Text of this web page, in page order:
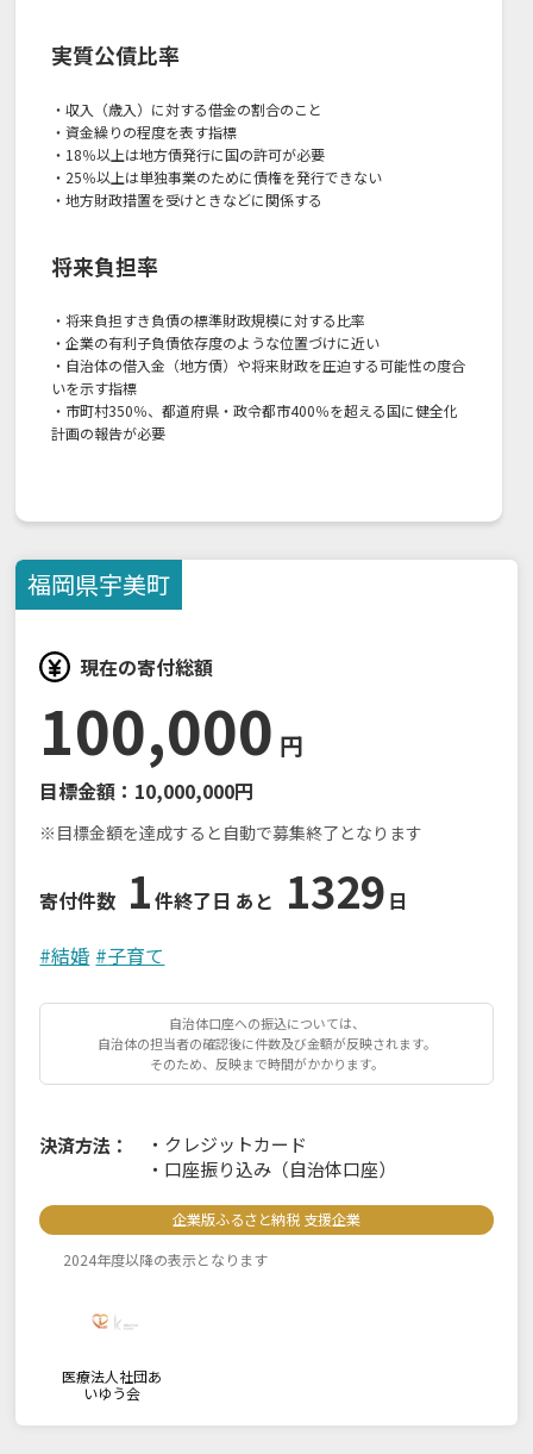
実質公債比率
・収入（歳入）に対する借金の割合のこと
・資金繰りの程度を表す指標
・18％以上は地方債発行に国の許可が必要
・25％以上は単独事業のために債権を発行できない
・地方財政措置を受けときなどに関係する
将来負担率
・将来負担すき負債の標準財政規模に対する比率
・企業の有利子負債依存度のような位置づけに近い
・自治体の借入金（地方債）や将来財政を圧迫する可能性の度合
いを示す指標
・市町村350％、都道府県・政令都市400％を超える国に健全化
計画の報告が必要
福岡県宇美町
現在の寄付総額
100,000 円
目標金額： 10,000,000円
※目標金額を達成すると自動で募集終了となります
寄付件数 1件終了日 あと 1329 日
#結婚 #子育て
自治体口座への振込については、
自治体の担当者の確認後に件数及び金額が反映されます。
そのため、反映まで時間がかかります。
決済方法： ・ クレジットカード
・ 口座振り込み（自治体口座）
企業版ふるさと納税 支援企業
2024年度以降の表示となります
医療法人社団あ
いゆう会